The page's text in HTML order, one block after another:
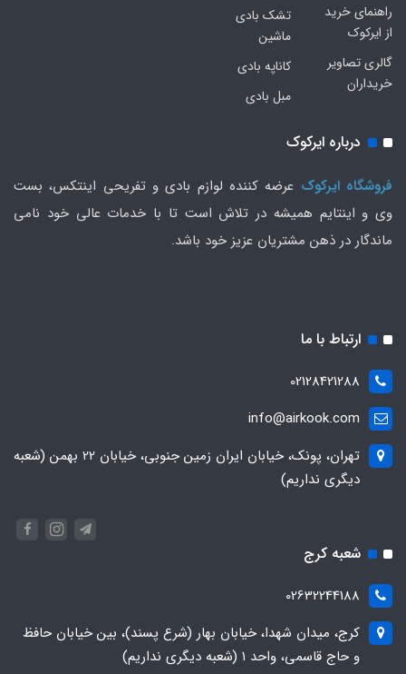
راهنمای خرید
از ایرکوک
گالری تصاویر
خریداران
تشک بادی
ماشین
کاناپه بادی
مبل بادی
درباره ایرکوک
فروشگاه ایرکوک عرضه کننده لوازم بادی و تفریحی اینتکس، بست
وی و اینتایم همیشه در تلاش است تا با خدمات عالی خود نامی
ماندگار در ذهن مشتریان عزیز خود باشد.
ارتباط با ما
02128421288
info@airkook.com
تهران، پونک، خیابان ایران زمین جنوبی، خیابان 22 بهمن (شعبه
دیگری نداریم)
شعبه کرج
02632244188
کرج، میدان شهدا، خیابان بهار (شرع پسند)، بین خیابان حافظ
و حاج قاسمی، واحد ۱ (شعبه دیگری نداریم)